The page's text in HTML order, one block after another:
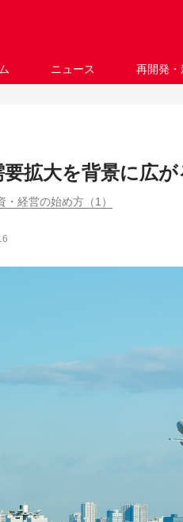
ニュース 再開発
拡大を背景に広
経営の始め方（1）